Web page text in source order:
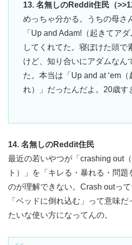
13. 名無しのReddit住民（
めっちゃ分かる。うちの母さ
「Up and Adam!（起きてア
してくれてた。寝ぼけた頭で
けど、知り合いにアダムなん
た。本当は「Up and at ‘em
れ）」だったんだよ。20歳す
14. 名無しのReddit住民
最近の若いやつが「crashing out
ト）」を「キレる・暴れる・問題
のが理解できない。Crash outって
「ベッドに倒れ込む」って意味
たいな使い方になってんの。